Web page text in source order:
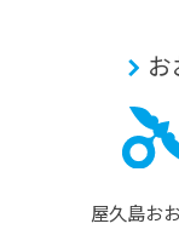
屋久島お